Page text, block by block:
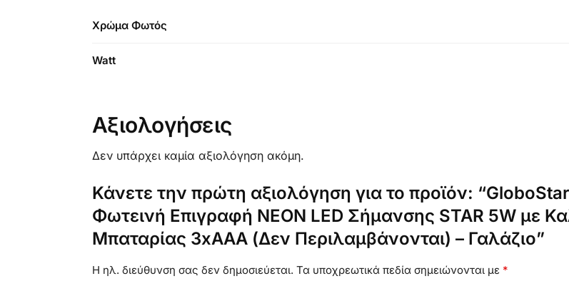
Χρώμα Φωτός
Watt
Αξιολογήσεις
Δεν υπάρχει καμία αξιολόγηση ακόμη.
Κάνετε την πρώτη αξιολόγηση για το προϊόν:
Φωτεινή Επιγραφή NEON LED Σήμανσης STAR 5W με
Μπαταρίας 3xAAA (Δεν Περιλαμβάνονται) – Γαλάζιο”
Η ηλ. διεύθυνση σας δεν δημοσιεύεται. Τα υποχρεωτικά πεδία σημειώνονται με *